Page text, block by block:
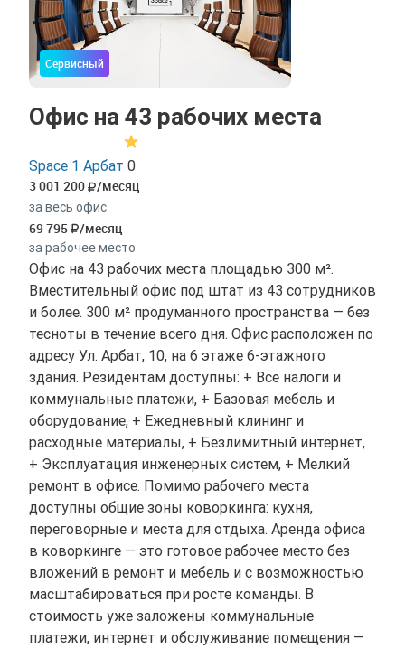
Сервисный
Офис на 43 рабочих места
Space 1 Арбат 0
3 001 200 /месяц
за весь офис
69 795 /месяц
за рабочее место
Офис на 43 рабочих места площадью 300 м².
Вместительный офис под штат из 43 сотрудников
и более. 300 м² продуманного пространства — без
тесноты в течение всего дня. Офис расположен по
адресу Ул. Арбат, 10, на 6 этаже 6-этажного
здания. Резидентам доступны: + Все налоги и
коммунальные платежи, + Базовая мебель и
оборудование, + Ежедневный клининг и
расходные материалы, + Безлимитный интернет,
+ Эксплуатация инженерных систем, + Мелкий
ремонт в офисе. Помимо рабочего места
доступны общие зоны коворкинга: кухня,
переговорные и места для отдыха. Аренда офиса
в коворкинге — это готовое рабочее место без
вложений в ремонт и мебель и с возможностью
масштабироваться при росте команды. В
стоимость уже заложены коммунальные
платежи, интернет и обслуживание помещения —